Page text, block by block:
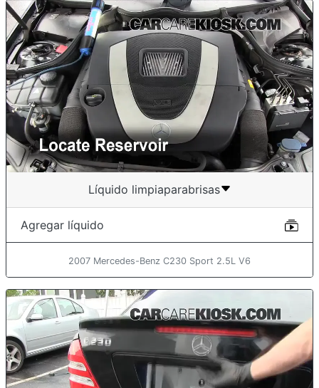
Líquido limpiaparabrisas
Agregar líquido
2007 Mercedes-Benz C230 Sport 2.5L V6